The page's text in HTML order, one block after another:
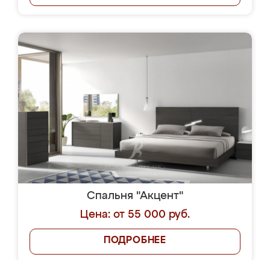
Спальня "Акцент"
Цена: от 55 000 руб.
ПОДРОБНЕЕ